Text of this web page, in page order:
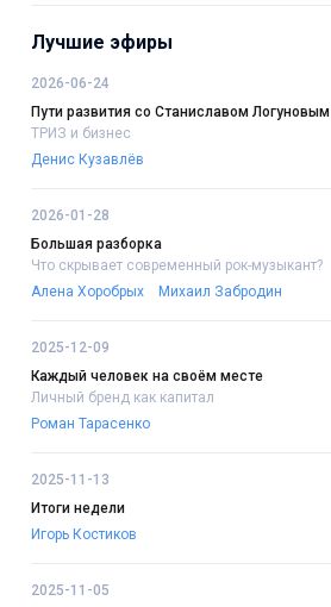
Лучшие эфиры
2026-06-24
Пути развития со Станиславом Логуновым
ТРИЗ и бизнес
Денис Кузавлёв
2026-01-28
Большая разборка
Что скрывает современный рок-музыкант?
Алена Хоробрых
Михаил Забродин
2025-12-09
Каждый человек на своём месте
Личный бренд как капитал
Роман Тарасенко
2025-11-13
Итоги недели
Игорь Костиков
2025-11-05